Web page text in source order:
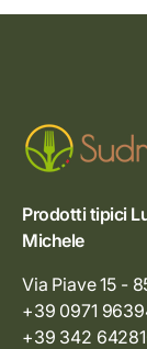
Prodotti tipici
Michele
Via Piave 15 -
+39 0971
+39 342